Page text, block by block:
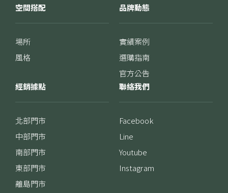
空間搭配
場所
風格
品牌動態
實績案例
選購指南
官方公告
經銷據點
北部門市
中部門市
南部門市
東部門市
離島門市
聯絡我們
Facebook
Line
Youtube
Instagram